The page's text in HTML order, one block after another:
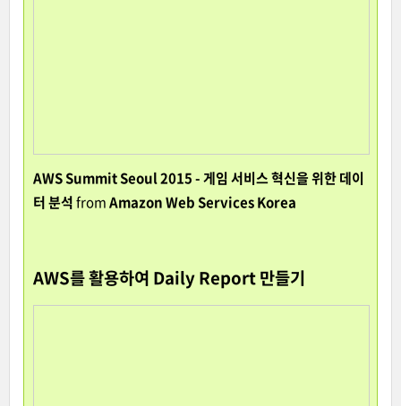
AWS Summit Seoul 2015 - 게임 서비스 혁신을 위한 데이
터 분석fromAmazon Web Services Korea
AWS를 활용하여 Daily Report 만들기